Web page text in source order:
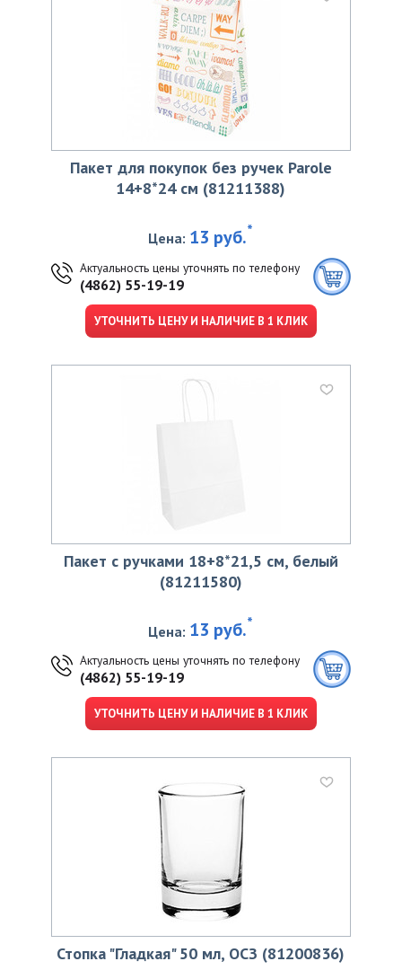
Пакет для покупок без ручек Parole
14+8*24 см (81211388)
Цена: 13 руб.*
Актуальность цены уточнять по телефону
(4862) 55-19-19
УТОЧНИТЬ ЦЕНУ И НАЛИЧИЕ В 1 КЛИК
Пакет с ручками 18+8*21,5 см, белый
(81211580)
Цена: 13 руб.*
Актуальность цены уточнять по телефону
(4862) 55-19-19
УТОЧНИТЬ ЦЕНУ И НАЛИЧИЕ В 1 КЛИК
Стопка "Гладкая" 50 мл, ОСЗ (81200836)